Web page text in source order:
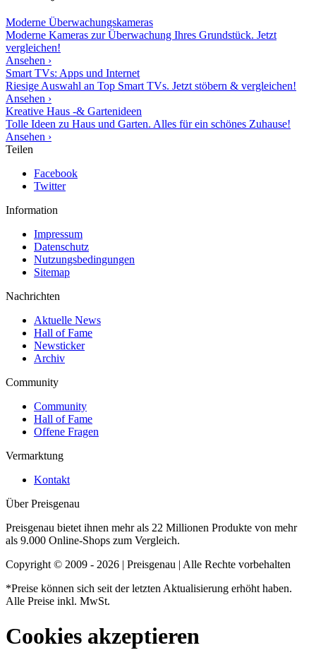
Moderne Überwachungskameras
Moderne Kameras zur Überwachung Ihres Grundstück. Jetzt
vergleichen!
Ansehen ›
Smart TVs: Apps und Internet
Riesige Auswahl an Top Smart TVs. Jetzt stöbern & vergleichen!
Ansehen ›
Kreative Haus -& Gartenideen
Tolle Ideen zu Haus und Garten. Alles für ein schönes Zuhause!
Ansehen ›
Teilen
Facebook
Twitter
Information
Impressum
Datenschutz
Nutzungsbedingungen
Sitemap
Nachrichten
Aktuelle News
Hall of Fame
Newsticker
Archiv
Community
Community
Hall of Fame
Offene Fragen
Vermarktung
Kontakt
Über Preisgenau
Preisgenau bietet ihnen mehr als 22 Millionen Produkte von mehr
als 9.000 Online-Shops zum Vergleich.
Copyright © 2009 - 2026 | Preisgenau | Alle Rechte vorbehalten
*Preise können sich seit der letzten Aktualisierung erhöht haben.
Alle Preise inkl. MwSt.
Cookies akzeptieren